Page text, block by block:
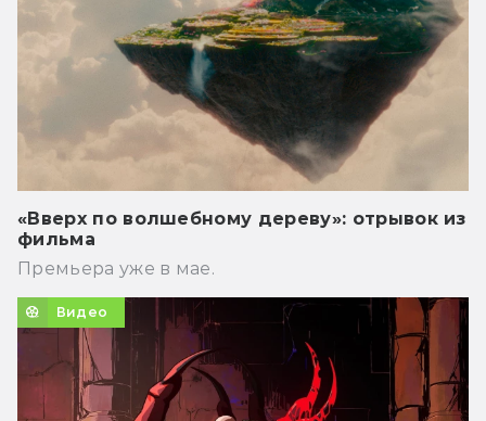
«Вверх по волшебному дереву»: отрывок из
фильма
Премьера уже в мае.
Видео